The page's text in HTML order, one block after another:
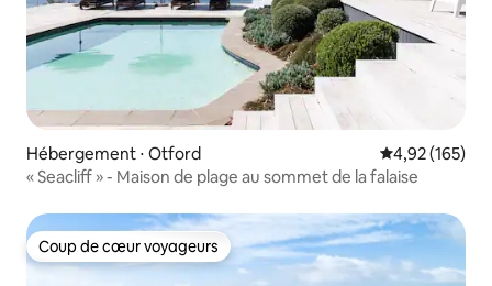
Hébergement ⋅ Otford Évaluation
4,92 (165)
« Seacliff » - Maison de plage au sommet de la falaise
Coup de cœur voyageurs
Coup de cœur voyageurs